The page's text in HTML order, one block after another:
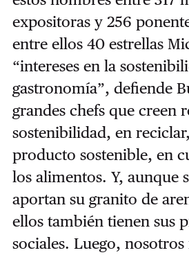
expositoras y 256
entre ellos 40 estrellas
“intereses en la
gastronomía”, defiende
grandes chefs que creen
sostenibilidad, en
producto sostenible, en
los alimentos. Y, aunque
aportan su granito de
ellos también tienen sus
sociales. Luego,